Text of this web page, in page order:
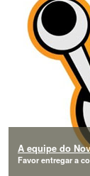
A equipe do
Favor entregar a